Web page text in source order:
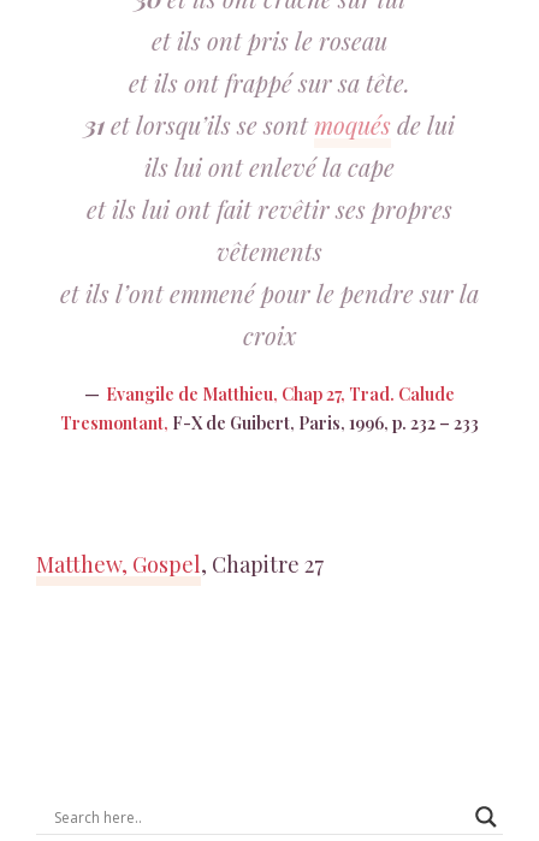
et ils ont pris le roseau
et ils ont frappé sur sa tête.
31et lorsqu’ils se sont moquésde lui
ils lui ont enlevé la cape
et ils lui ont fait revêtir ses propres
vêtements
et ils l’ont emmené pour le pendre sur la
croix
Evangile de Matthieu, Chap 27, Trad. Calude
Tresmontant, F-X de Guibert, Paris, 1996, p. 232 – 233
Matthew, Gospel, Chapitre 27